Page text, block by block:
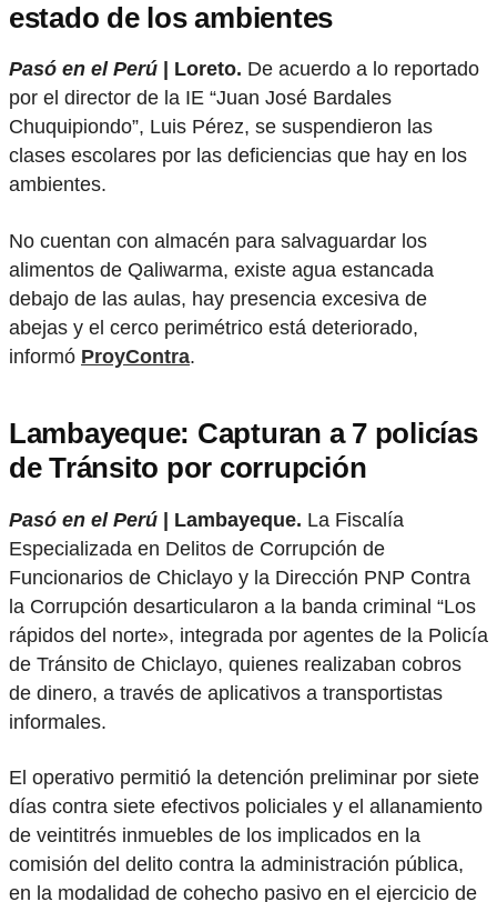
estado de los ambientes
Pasó en el Perú | Loreto. De acuerdo a lo reportado
por el director de la IE “Juan José Bardales
Chuquipiondo”, Luis Pérez, se suspendieron las
clases escolares por las deficiencias que hay en los
ambientes.
No cuentan con almacén para salvaguardar los
alimentos de Qaliwarma, existe agua estancada
debajo de las aulas, hay presencia excesiva de
abejas y el cerco perimétrico está deteriorado,
informó ProyContra.
Lambayeque: Capturan a 7 policías
de Tránsito por corrupción
Pasó en el Perú | Lambayeque. La Fiscalía
Especializada en Delitos de Corrupción de
Funcionarios de Chiclayo y la Dirección PNP Contra
la Corrupción desarticularon a la banda criminal “Los
rápidos del norte», integrada por agentes de la Policía
de Tránsito de Chiclayo, quienes realizaban cobros
de dinero, a través de aplicativos a transportistas
informales.
El operativo permitió la detención preliminar por siete
días contra siete efectivos policiales y el allanamiento
de veintitrés inmuebles de los implicados en la
comisión del delito contra la administración pública,
en la modalidad de cohecho pasivo en el ejercicio de